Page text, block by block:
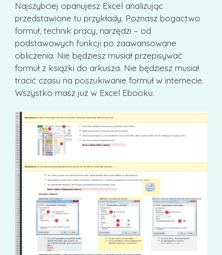
Najszybciej opanujesz Excel analizując
przedstawione tu przykłady. Poznasz bogactwo
formuł, technik pracy, narzędzi – od
podstawowych funkcji po zaawansowane
obliczenia. Nie będziesz musiał przepisywać
formuł z książki do arkusza. Nie będziesz musiał
tracić czasu na poszukiwanie formuł w internecie.
Wszystko masz już w Excel Ebooku.